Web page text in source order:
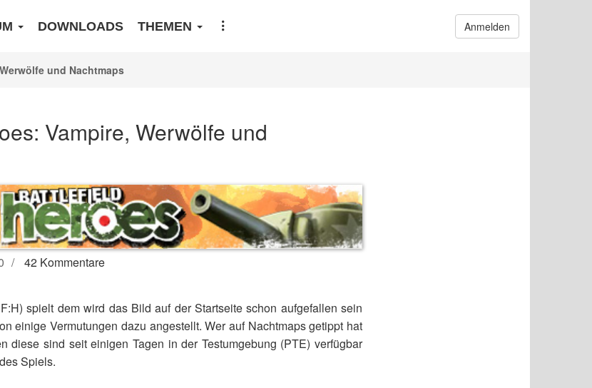
DOWNLOADS THEMEN Anmelden
und Nachtmaps
Vampire, Werwölfe und
42 Kommentare
spielt dem wird das Bild auf der Startseite schon aufgefallen sein
einige Vermutungen dazu angestellt. Wer auf Nachtmaps getippt hat
diese sind seit einigen Tagen in der Testumgebung (PTE) verfügbar
Spiels.